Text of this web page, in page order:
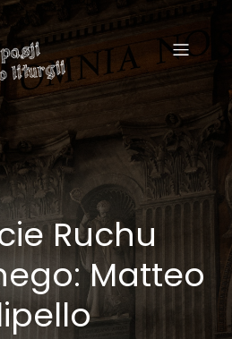
Ruchu
Matteo